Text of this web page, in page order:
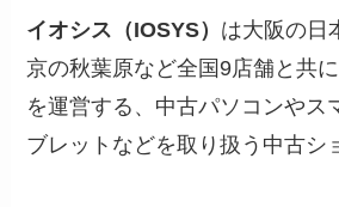
イオシス（IOSYS） は大阪の日
京の秋葉原など全国9店舗と共
を運営する、中古パソコンやス
ブレットなどを取り扱う中古シ